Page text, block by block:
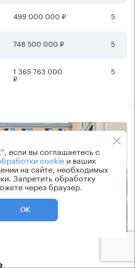
499 000 000 ₽ 5
748 500 000 ₽ 5
1 365 763 000
₽
5
если вы соглашаетесь с
cookieи ваших
на сайте, необходимых
Запретить обработку
через браузер.
ОК